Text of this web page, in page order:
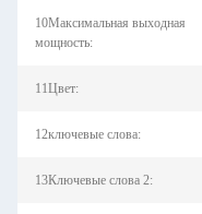
10Максимальная выходная
мощность:
11Цвет:
12ключевые слова:
13Ключевые слова 2: